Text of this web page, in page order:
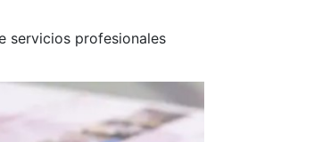
servicios profesionales